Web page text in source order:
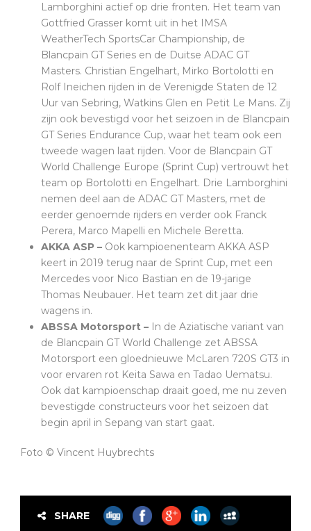
Lamborghini actief op drie fronten. Het team van
Gottfried Grasser komt uit in het IMSA
WeatherTech SportsCar Championship, de
Blancpain GT Series en de Duitse ADAC GT
Masters. Christian Engelhart, Mirko Bortolotti en
Rolf Ineichen rijden in de Verenigde Staten de 12
Uur van Sebring, Watkins Glen en Petit Le Mans. Zij
zijn ook bevestigd voor het seizoen in de Blancpain
GT Series Endurance Cup, waar het team ook een
tweede wagen laat rijden. Voor de Blancpain GT
World Challenge Europe (Sprint Cup) vertrouwt het
team op Bortolotti en Engelhart. Drie Lamborghini
nemen deel aan de ADAC GT Masters, met de
eerder genoemde rijders en verder ook Franck
Perera, Marco Mapelli en Michele Beretta.
AKKA ASP – Ook kampioenenteam AKKA ASP
keert in 2019 terug naar de Sprint Cup, met een
Mercedes voor Nico Bastian en de 19-jarige
Thomas Neubauer. Het team zet dit jaar drie
wagens in.
ABSSA Motorsport – In de Aziatische variant van
de Blancpain GT World Challenge zet ABSSA
Motorsport een gloednieuwe McLaren 720S GT3 in
voor ervaren rot Keita Sawa en Tadao Uematsu.
Ook dat kampioenschap draait goed, me nu zeven
bevestigde constructeurs voor het seizoen dat
begin april in Sepang van start gaat.
Foto © Vincent Huybrechts
SHARE